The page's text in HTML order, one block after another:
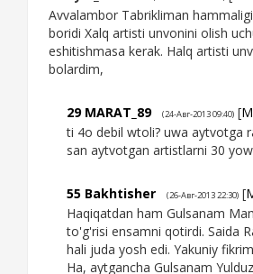
Avvalambor Tabrikliman
boridi Xalq artisti unvonini olish
eshitishmasa kerak. Halq artisti
bolardim,
29 MARAT_89 (24-Авг-2013 09:40) [
ti 4o debil wtoli? uwa aytvotga
san aytvotgan artistlarni 30
55 Bakhtisher (26-Авг-2013 22:30) [
Haqiqatdan ham Gulsanam
to'g'risi ensamni qotirdi. Saida
hali juda yosh edi. Yakuniy
Ha, aytgancha Gulsanam